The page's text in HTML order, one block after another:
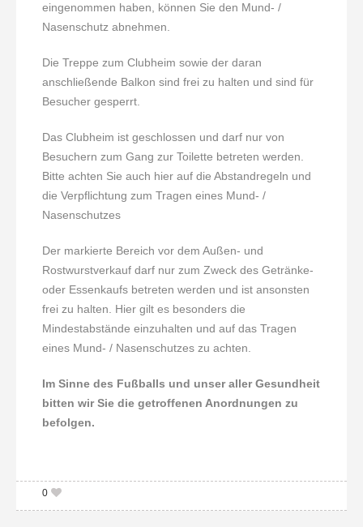
eingenommen haben, können Sie den Mund- /
Nasenschutz abnehmen.
Die Treppe zum Clubheim sowie der daran
anschließende Balkon sind frei zu halten und sind für
Besucher gesperrt.
Das Clubheim ist geschlossen und darf nur von
Besuchern zum Gang zur Toilette betreten werden.
Bitte achten Sie auch hier auf die Abstandregeln und
die Verpflichtung zum Tragen eines Mund- /
Nasenschutzes
Der markierte Bereich vor dem Außen- und
Rostwurstverkauf darf nur zum Zweck des Getränke-
oder Essenkaufs betreten werden und ist ansonsten
frei zu halten. Hier gilt es besonders die
Mindestabstände einzuhalten und auf das Tragen
eines Mund- / Nasenschutzes zu achten.
Im Sinne des Fußballs und unser aller Gesundheit
bitten wir Sie die getroffenen Anordnungen zu
befolgen.
0